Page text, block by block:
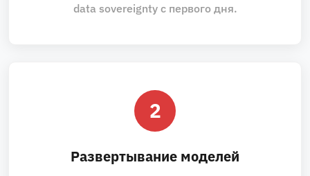
data sovereignty с первого дня.
2
Развертывание моделей